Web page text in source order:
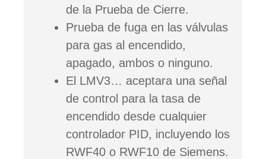
de la Prueba de Cierre.
Prueba de fuga en las válvulas
para gas al encendido,
apagado, ambos o ninguno.
El LMV3… aceptara una señal
de control para la tasa de
encendido desde cualquier
controlador PID, incluyendo los
RWF40 o RWF10 de Siemens.